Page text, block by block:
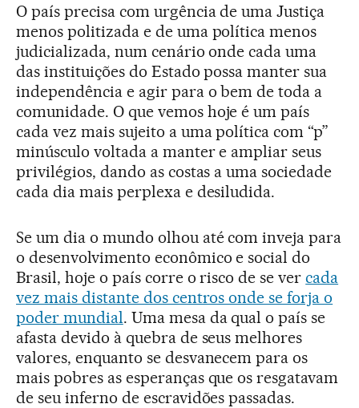
O país precisa com urgência de uma Justiça
menos politizada e de uma política menos
judicializada, num cenário onde cada uma
das instituições do Estado possa manter sua
independência e agir para o bem de toda a
comunidade. O que vemos hoje é um país
cada vez mais sujeito a uma política com “p”
minúsculo voltada a manter e ampliar seus
privilégios, dando as costas a uma sociedade
cada dia mais perplexa e desiludida.
Se um dia o mundo olhou até com inveja para
o desenvolvimento econômico e social do
Brasil, hoje o país corre o risco de se vercada
vez mais distante dos centros onde se forja o
poder mundial. Uma mesa da qual o país se
afasta devido à quebra de seus melhores
valores, enquanto se desvanecem para os
mais pobres as esperanças que os resgatavam
de seu inferno de escravidões passadas.